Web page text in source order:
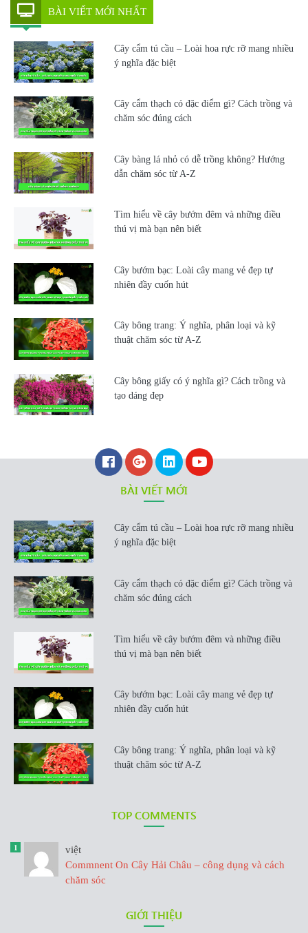
BÀI VIẾT MỚI NHẤT
Cây cẩm tú cầu – Loài hoa rực rỡ mang nhiều
ý nghĩa đặc biệt
Cây cẩm thạch có đặc điểm gì? Cách trồng và
chăm sóc đúng cách
Cây bàng lá nhỏ có dễ trồng không? Hướng
dẫn chăm sóc từ A-Z
Tìm hiểu về cây bướm đêm và những điều
thú vị mà bạn nên biết
Cây bướm bạc: Loài cây mang vẻ đẹp tự
nhiên đầy cuốn hút
Cây bông trang: Ý nghĩa, phân loại và kỹ
thuật chăm sóc từ A-Z
Cây bông giấy có ý nghĩa gì? Cách trồng và
tạo dáng đẹp
BÀI VIẾT MỚI
Cây cẩm tú cầu – Loài hoa rực rỡ mang nhiều
ý nghĩa đặc biệt
Cây cẩm thạch có đặc điểm gì? Cách trồng và
chăm sóc đúng cách
Tìm hiểu về cây bướm đêm và những điều
thú vị mà bạn nên biết
Cây bướm bạc: Loài cây mang vẻ đẹp tự
nhiên đầy cuốn hút
Cây bông trang: Ý nghĩa, phân loại và kỹ
thuật chăm sóc từ A-Z
TOP COMMENTS
1
việt
Commnent On Cây Hải Châu – công dụng và cách
chăm sóc
GIỚI THIỆU